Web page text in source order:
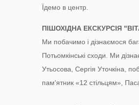
Їдемо в центр.
ПІШОХІДНА ЕКСКУРСІЯ
Ми побачимо і дізнаємося
Потьомкінські сходи. Ми
Утьосова, Сергія Уточкіна,
пам'ятник «12 стільцям»,